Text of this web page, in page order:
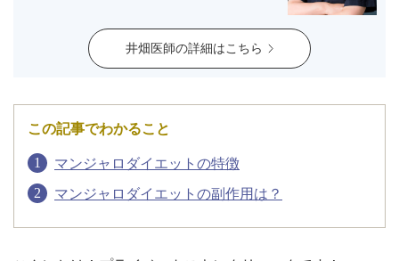
スケジュール
西梅田から徒歩2分
ついて
アフターケア
よくあるご質問
井畑医師の詳細はこちら
この記事でわかること
マンジャロダイエットの特徴
マンジャロダイエットの副作用は？